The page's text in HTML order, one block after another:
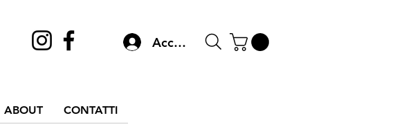
Accedi
ABOUT CONTATTI